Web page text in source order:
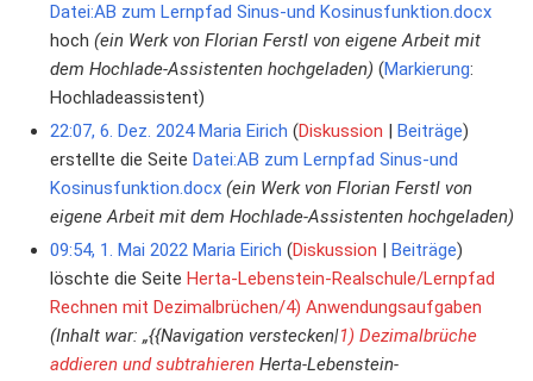
Datei:AB zum Lernpfad Sinus-und Kosinusfunktion.docx
hoch (ein Werk von Florian Ferstl von eigene Arbeit mit
dem Hochlade-Assistenten hochgeladen) Markierung:
Hochladeassistent
22:07, 6. Dez. 2024 Maria Eirich Diskussion
Beiträge
erstellte die Seite Datei:AB zum Lernpfad Sinus-und
Kosinusfunktion.docx (ein Werk von Florian Ferstl von
eigene Arbeit mit dem Hochlade-Assistenten hochgeladen)
09:54, 1. Mai 2022 Maria Eirich Diskussion
Beiträge
löschte die Seite Herta-Lebenstein-Realschule/Lernpfad
Rechnen mit Dezimalbrüchen/4) Anwendungsaufgaben
(Inhalt war: „{{Navigation verstecken|1) Dezimalbrüche
addieren und subtrahierenHerta-Lebenstein-